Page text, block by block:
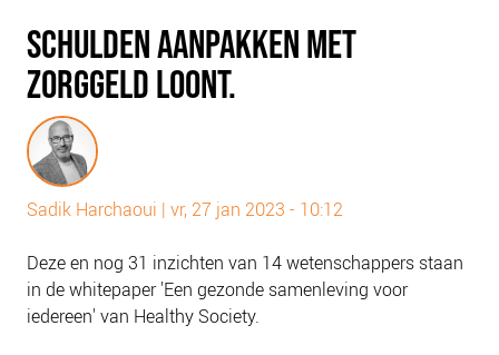
SOCIALDEBT
DOORBRAAKMETHODE
COLLECTIEF SCHULDREGELEN
DE VOORZIENINGENWIJZER
NEDERLANDSE SCHULDHULPROUTE (NSR)
VISIE EN MISSIE
HET TEAM
SCHULDEN AANPAKKEN MET
ZORGGELD LOONT.
Sadik Harchaoui | vr, 27 jan 2023 - 10:12
Deze en nog 31 inzichten van 14 wetenschappers staan
in de whitepaper 'Een gezonde samenleving voor
iedereen' van Healthy Society.